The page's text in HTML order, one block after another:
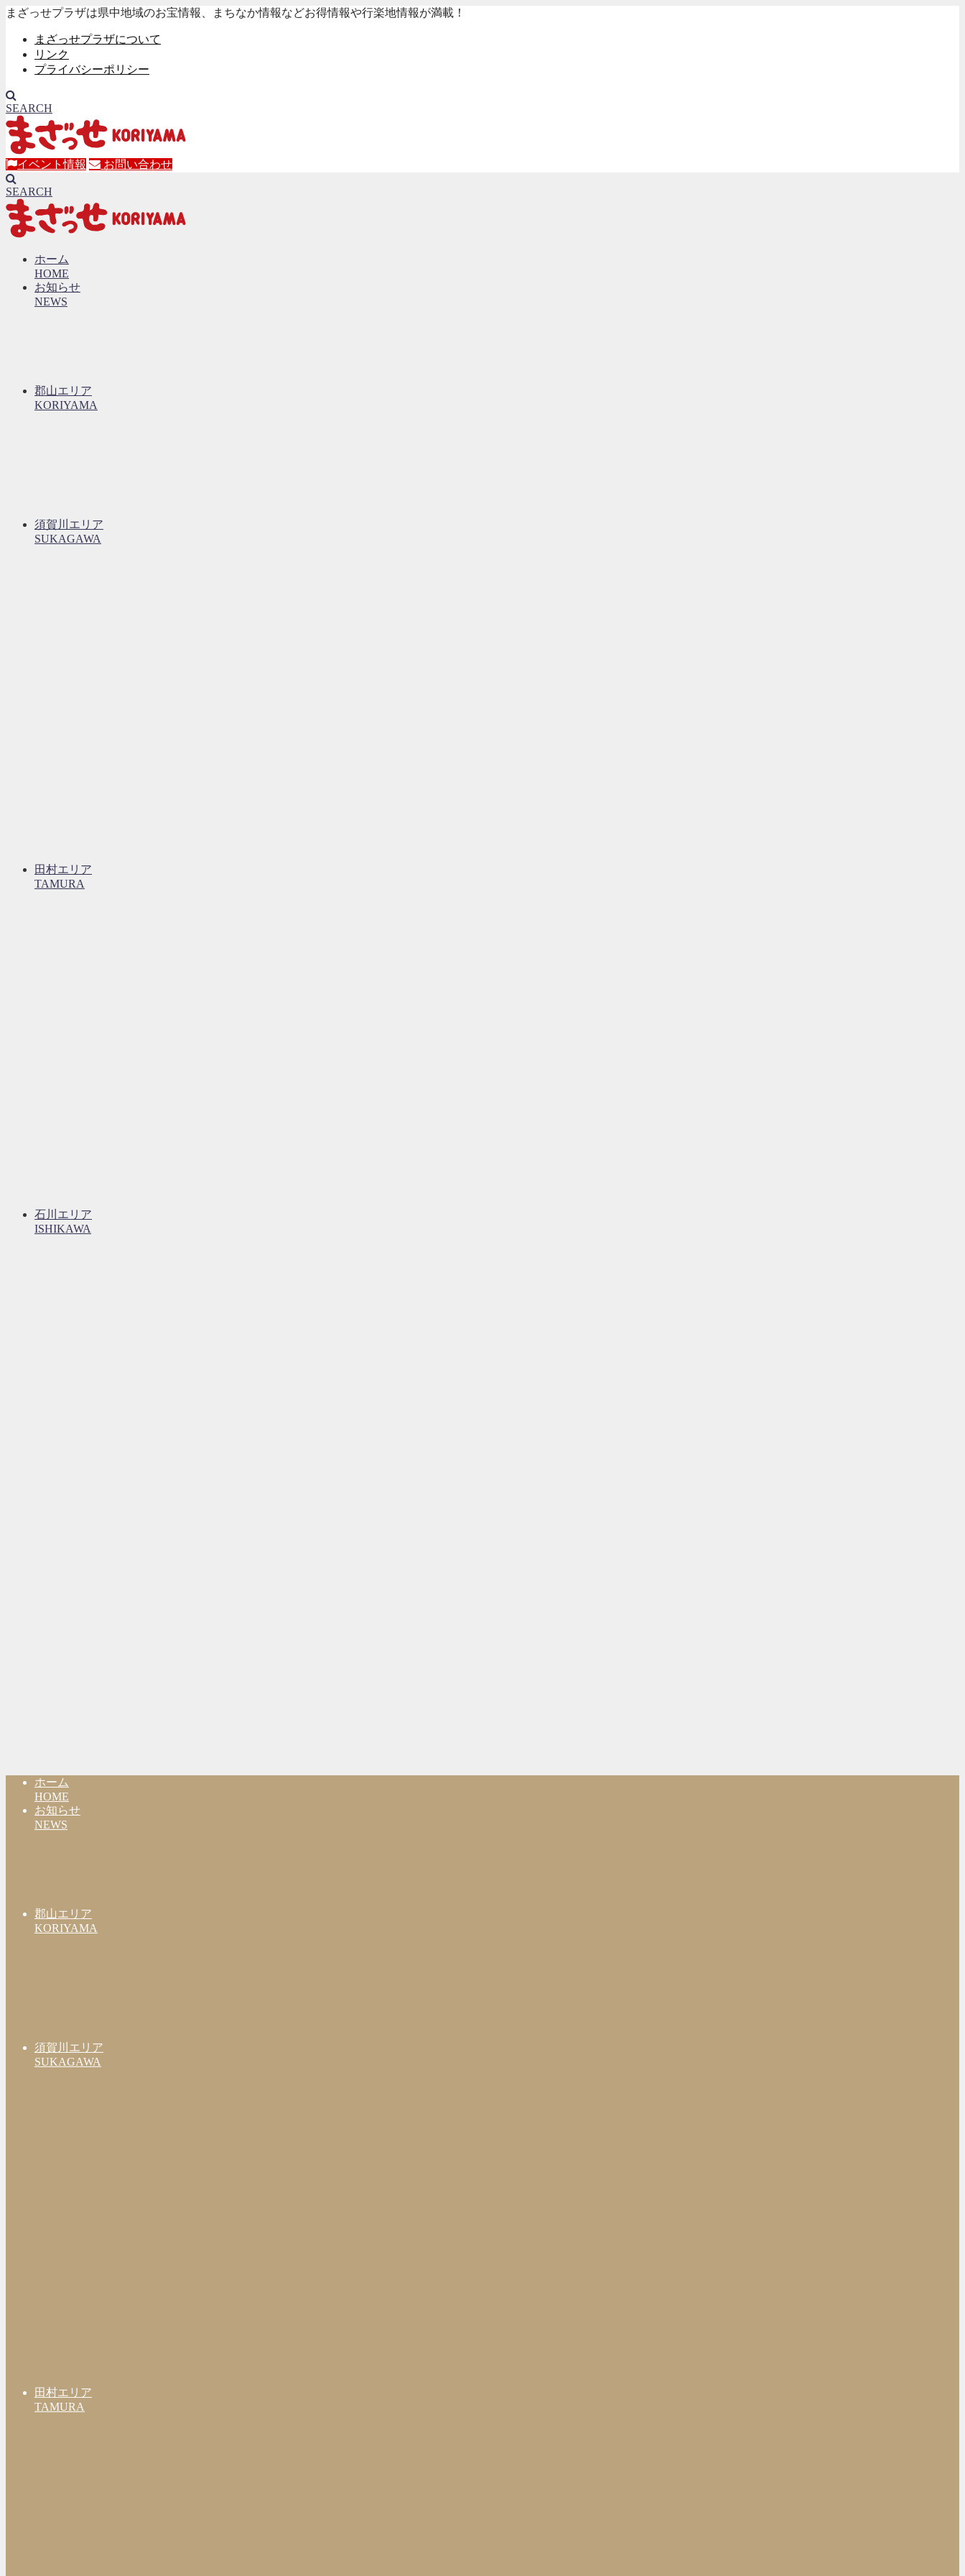
まざっせプラザは県中地域のお宝情報、まちなか情報などお得情報や行楽地情報が満載！
まざっせプラザについて
リンク
プライバシーポリシー
SEARCH
イベント情報 お問い合わせ
SEARCH
ホーム
HOME
お知らせ
NEWS
郡山エリア
KORIYAMA
須賀川エリア
SUKAGAWA
田村エリア
TAMURA
石川エリア
ISHIKAWA
ホーム
HOME
お知らせ
NEWS
郡山エリア
KORIYAMA
須賀川エリア
SUKAGAWA
田村エリア
TAMURA